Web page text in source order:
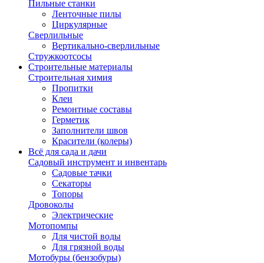
Пильные станки
Ленточные пилы
Циркулярные
Сверлильные
Вертикально-сверлильные
Стружкоотсосы
Строительные материалы
Строительная химия
Пропитки
Клеи
Ремонтные составы
Герметик
Заполнители швов
Красители (колеры)
Всё для сада и дачи
Садовый инструмент и инвентарь
Садовые тачки
Секаторы
Топоры
Дровоколы
Электрические
Мотопомпы
Для чистой воды
Для грязной воды
Мотобуры (бензобуры)